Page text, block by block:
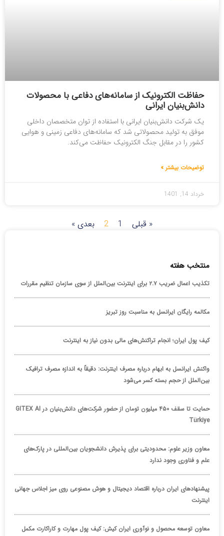
حفاظت الکترونیک از سامانه‌های دفاعی با محصولات
دانش‌بنیان ایرانی
یک شرکت دانش‌بنیان ایرانی با استفاده از توان متخصصان داخلی
موفق به تولید محصولاتی شد که سامانه‌های دفاعی زمینی و هوایی
کشور را در مقابل جنگ الکترونیک حفاظت می‌کند.
توضیحات بیشتر »
خرداد 14, 1401
« قبلی 1
2 بعدی »
منتخب هفته
تکذیب اعمال ضریب ۲.۷ برای اینترنت بین‌الملل از سوی سازمان تنظیم مقررات
مکالمه رایگان ایرانسل به مناسبت روز تبریز
کیف پول ایران؛ انجام تراکنش‌های مالی بدون نیاز به اینترنت
واکنش ایرانسل به ابهام درباره مصرف اینترنت: دقیقاً به اندازه مصرف ترافیک
بین‌الملل از حجم بسته کسر می‌شود
حمایت تا سقف ۴۵۰ میلیون تومان از حضور شرکت‌های دانش‌بنیان در GITEX AI
Türkiye
معاون وزیر علوم: محدودیتی برای پذیرش دانشجویان بین‌المللی در پارک‌های
علم و فناوری وجود ندارد
پیشنهادهای ایران درباره اقتصاد دیجیتال و هوش مصنوعی روی میز اجلاس جهانی
اینترنت
معاون توسعه محصول و نوآوری ایران کیش: کیف پول مهارت و کاراکارت مکمل